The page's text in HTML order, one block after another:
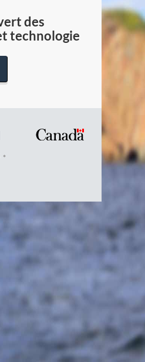
des
technologie
Symbole
Canada